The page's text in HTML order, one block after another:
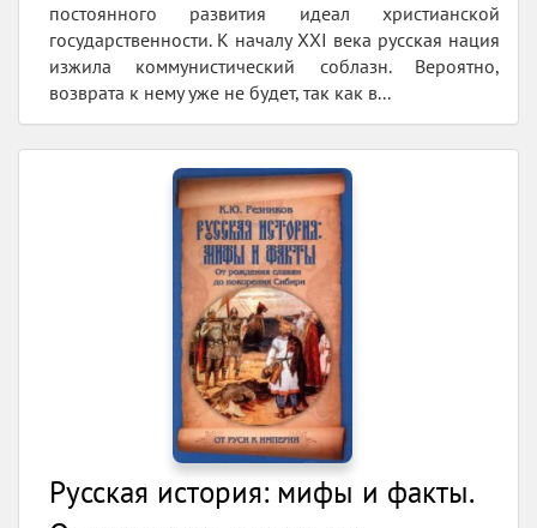
постоянного развития идеал христианской
государственности. К началу XXI века русская нация
изжила коммунистический соблазн. Вероятно,
возврата к нему уже не будет, так как в...
Русская история: мифы и факты.